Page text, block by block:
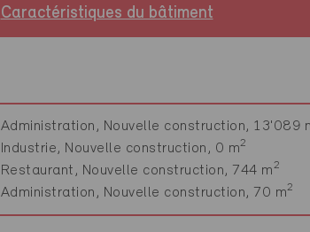
Caractéristiques du bâtiment
Administration, Nouvelle construction, 13'089
Industrie, Nouvelle construction, 0 m2
Restaurant, Nouvelle construction, 744 m2
Administration, Nouvelle construction, 70 m2